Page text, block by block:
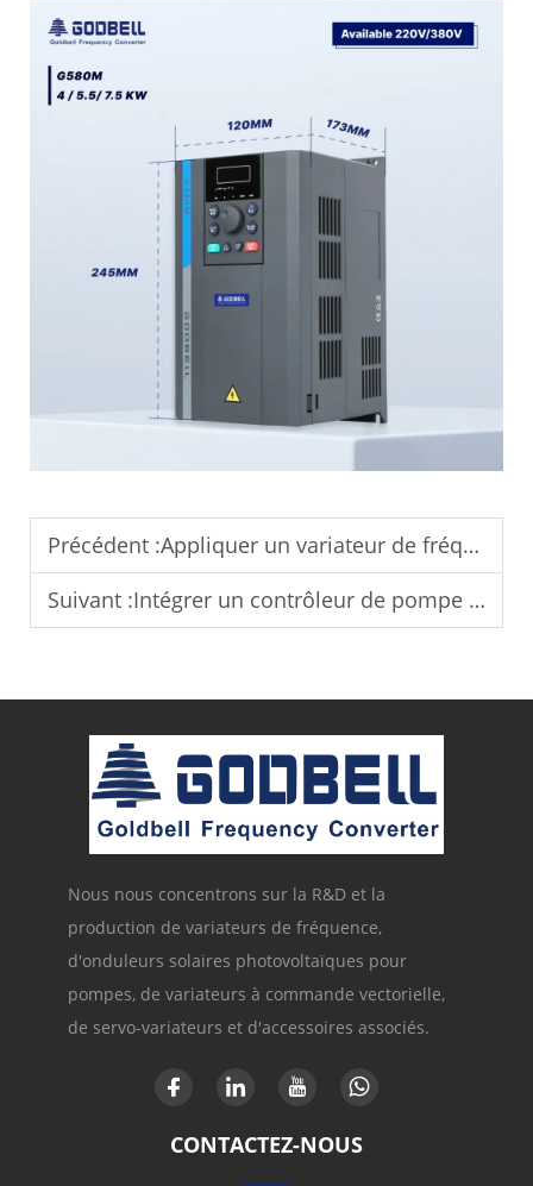
Précédent :Appliquer un variateur de fréquence (VFD) pour les systèmes de pompes industrielles.
Suivant :Intégrer un contrôleur de pompe solaire pour les systèmes de contrôle à distance de l'irrigation.
Nous nous concentrons sur la R&D et la
production de variateurs de fréquence,
d'onduleurs solaires photovoltaïques pour
pompes, de variateurs à commande vectorielle,
de servo-variateurs et d'accessoires associés.
CONTACTEZ-NOUS